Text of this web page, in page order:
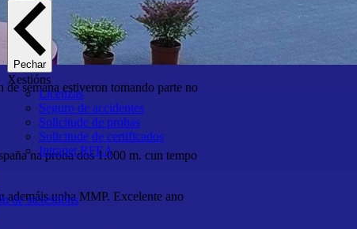
Pechar
Xestións
Licenzas
Seguro de accidentes
Solicitude de probas
Solicitude de certificados
Intranet RFEA
de suxestións
de semana estiveron tomando parte no
na proba dos 1.000 m. cun tempo
unha MMP. Excelente ano